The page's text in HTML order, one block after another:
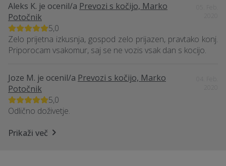
Aleks K. je ocenil/a Prevozi s kočijo, Marko
Potočnik
5,0
Zelo prijetna izkusnja, gospod zelo prijazen, pravtako konj.
Priporocam vsakomur, saj se ne vozis vsak dan s kocijo.
Joze M. je ocenil/a Prevozi s kočijo, Marko
Potočnik
5,0
Odlično doživetje.
Prikaži več